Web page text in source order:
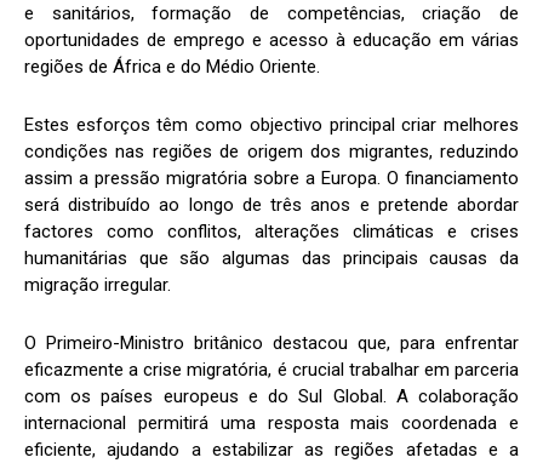
e sanitários, formação de competências, criação de
oportunidades de emprego e acesso à educação em várias
regiões de África e do Médio Oriente.
Estes esforços têm como objectivo principal criar melhores
condições nas regiões de origem dos migrantes, reduzindo
assim a pressão migratória sobre a Europa. O financiamento
será distribuído ao longo de três anos e pretende abordar
factores como conflitos, alterações climáticas e crises
humanitárias que são algumas das principais causas da
migração irregular.
O Primeiro-Ministro britânico destacou que, para enfrentar
eficazmente a crise migratória, é crucial trabalhar em parceria
com os países europeus e do Sul Global. A colaboração
internacional permitirá uma resposta mais coordenada e
eficiente, ajudando a estabilizar as regiões afetadas e a